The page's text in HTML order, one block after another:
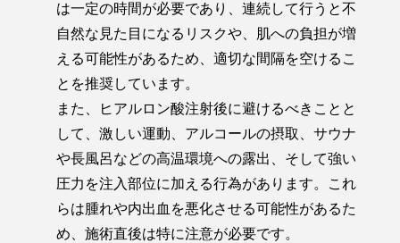
は一定の時間が必要であり、連続して行うと不
自然な見た目になるリスクや、肌への負担が増
える可能性があるため、適切な間隔を空けるこ
とを推奨しています。
また、ヒアルロン酸注射後に避けるべきことと
して、激しい運動、アルコールの摂取、サウナ
や長風呂などの高温環境への露出、そして強い
圧力を注入部位に加える行為があります。これ
らは腫れや内出血を悪化させる可能性があるた
め、施術直後は特に注意が必要です。